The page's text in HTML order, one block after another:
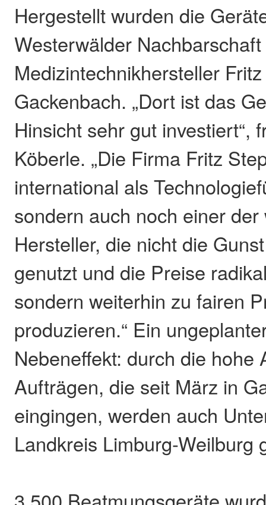
Hergestellt wurden die
Westerwälder
Medizintechnikhersteller
Gackenbach. „Dort ist das
Hinsicht sehr gut investiert“,
Köberle. „Die Firma Fritz
international als
sondern auch noch einer der
Hersteller, die nicht die
genutzt und die Preise
sondern weiterhin zu fairen
produzieren.“ Ein
Nebeneffekt: durch die hohe
Aufträgen, die seit März in
eingingen, werden auch
Landkreis Limburg-Weilburg